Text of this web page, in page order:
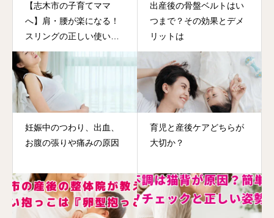
【志木市の子育てママ
へ】肩・腰が楽になる！
スリングの正しい使い方
と選び方のコツ
出産後の骨盤ベルトはい
つまで？その効果とデメ
リットは
妊娠中のつわり、出血、
お腹の張りや痛みの原因
育児と産後ケアどちらが
大切か？